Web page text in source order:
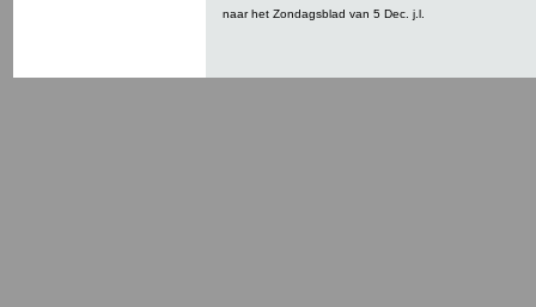
naar het Zondagsblad van 5 Dec. j.l.